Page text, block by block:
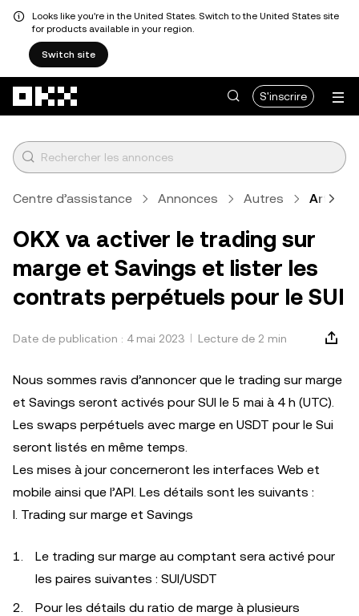
Looks like you're in the United States. Switch to the United States site
for products available in your region.
Switch site
S'inscrire
Centre d’assistance Annonces Autres Article
OKX va activer le trading sur
marge et Savings et lister les
contrats perpétuels pour le SUI
Date de publication : 4 mai 2023 Lecture de 2 min
Nous sommes ravis d’annoncer que le trading sur marge
et Savings seront activés pour SUI le 5 mai à 4 h (UTC).
Les swaps perpétuels avec marge en USDT pour le Sui
seront listés en même temps.
Les mises à jour concerneront les interfaces Web et
mobile ainsi que l’API. Les détails sont les suivants :
I. Trading sur marge et Savings
Le trading sur marge au comptant sera activé pour
les paires suivantes : SUI/USDT
Pour les détails du ratio de marge à plusieurs